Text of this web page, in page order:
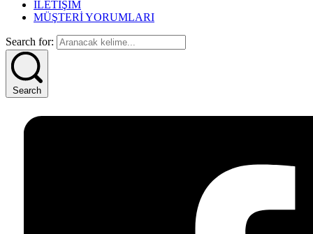
İLETİŞİM
MÜŞTERİ YORUMLARI
Search for:
Search